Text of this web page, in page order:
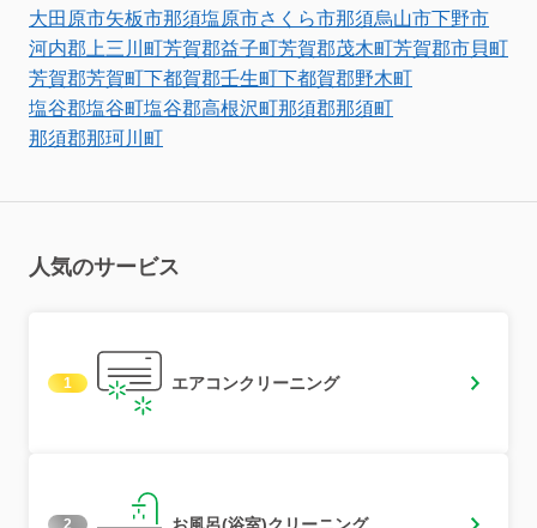
大田原市矢板市那須塩原市さくら市那須烏山市下野市
河内郡上三川町芳賀郡益子町芳賀郡茂木町芳賀郡市貝町
芳賀郡芳賀町下都賀郡壬生町下都賀郡野木町
塩谷郡塩谷町塩谷郡高根沢町那須郡那須町
那須郡那珂川町
人気のサービス
1 エアコンクリーニング
2